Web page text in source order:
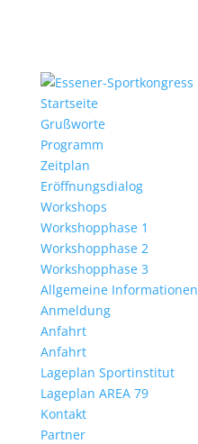
Startseite
Grußworte
Programm
Zeitplan
Eröffnungsdialog
Workshops
Workshopphase 1
Workshopphase 2
Workshopphase 3
Allgemeine Informationen
Anmeldung
Anfahrt
Anfahrt
Lageplan Sportinstitut
Lageplan AREA 79
Kontakt
Partner